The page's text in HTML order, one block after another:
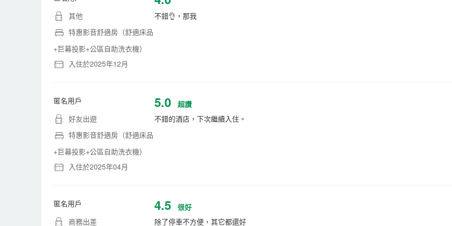
其他
特惠影音舒適房（舒適床品
+巨幕投影+公區自助洗衣機）
入住於2025年12月
不錯👌，那我
匿名用戶
好友出遊
特惠影音舒適房（舒適床品
+巨幕投影+公區自助洗衣機）
入住於2025年04月
5.0
超讚
不錯的酒店，下次繼續入住。
匿名用戶
商務出差
4.5
很好
除了停車不方便，其它都還好